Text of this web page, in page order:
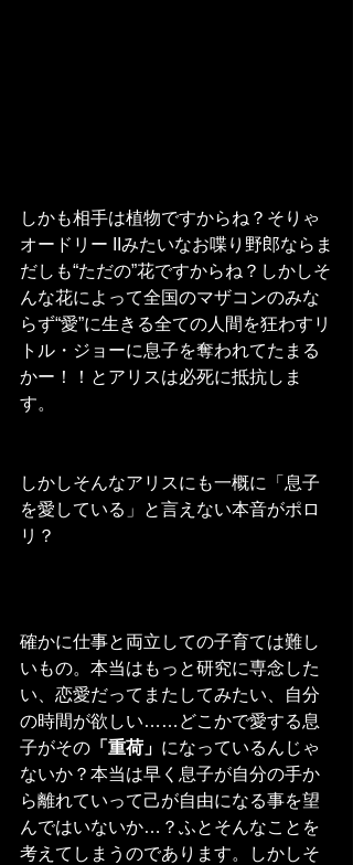
しかも相手は植物ですからね？そりゃ
オードリー IIみたいなお喋り野郎ならま
だしも“ただの”花ですからね？しかしそ
んな花によって全国のマザコンのみな
らず“愛”に生きる全ての人間を狂わすリ
トル・ジョーに息子を奪われてたまる
かー！！とアリスは必死に抵抗しま
す。
しかしそんなアリスにも一概に「息子
を愛している」と言えない本音がポロ
リ？
確かに仕事と両立しての子育ては難し
いもの。本当はもっと研究に専念した
い、恋愛だってまたしてみたい、自分
の時間が欲しい……どこかで愛する息
子がその 「重荷」 になっているんじゃ
ないか？本当は早く息子が自分の手か
ら離れていって己が自由になる事を望
んではいないか…？ふとそんなことを
考えてしまうのであります。しかしそ